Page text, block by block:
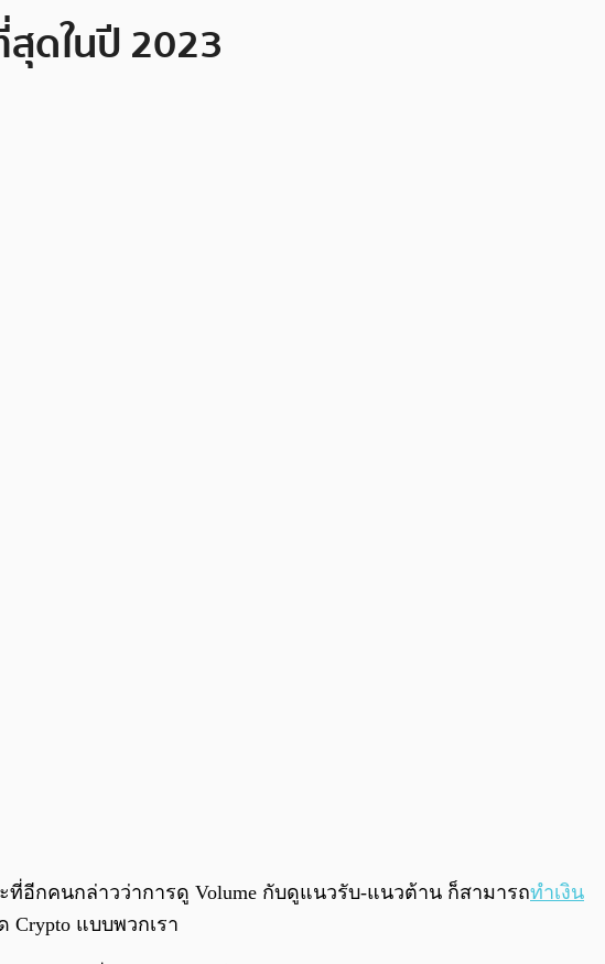
ดในปี 2023
0:00
ที่อีกคนกล่าวว่าการดู Volume กับดูแนวรับ-แนวต้าน ก็สามารถทำเงิน
Crypto แบบพวกเรา